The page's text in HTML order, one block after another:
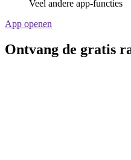
Veel andere app-functies
App openen
Ontvang de gratis